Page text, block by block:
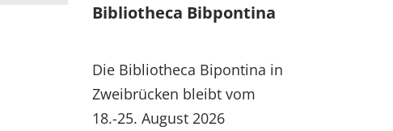
Bibliotheca Bibpontina
Die Bibliotheca Bipontina in
Zweibrücken bleibt vom
18.-25. August 2026